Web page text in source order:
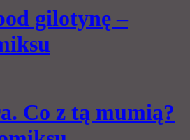
gilotynę –
Co z tą mumią?